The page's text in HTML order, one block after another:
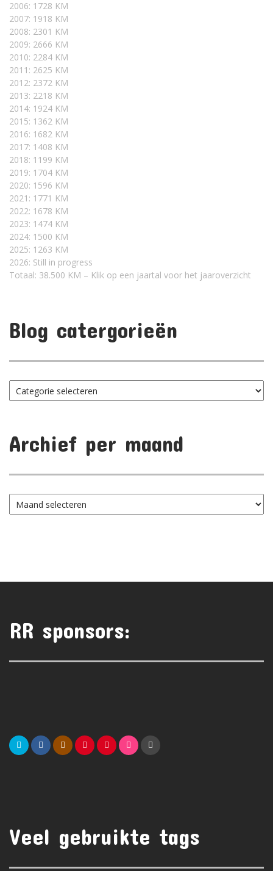
2006: 1728 KM
2007: 1918 KM
2008: 2301 KM
2009: 2666 KM
2010: 2284 KM
2011: 2625 KM
2012: 2372 KM
2013: 2218 KM
2014: 1924 KM
2015: 1362 KM
2016: 1682 KM
2017: 1408 KM
2018: 1199 KM
2019: 1704 KM
2020: 1596 KM
2021: 1771 KM
2022: 1678 KM
2023: 1474 KM
2024: 1500 KM
2025: 1263 KM
2026: Still in progress
Totaal: 38.500 KM – Klik op een jaartal voor het jaaroverzicht
Blog catergorieën
Blog
catergorieën
Archief per maand
Archief
per
RR sponsors:
Veel gebruikte tags